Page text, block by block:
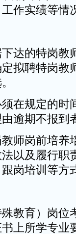
作实绩等情
下达的特岗
拟聘特岗教
在规定的时
逾期不报到
教师岗前培
以及履行职
岗培训等方
殊教育）岗
上所学专业